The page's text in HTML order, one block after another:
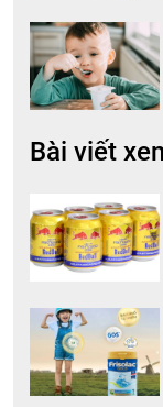
Bài viết